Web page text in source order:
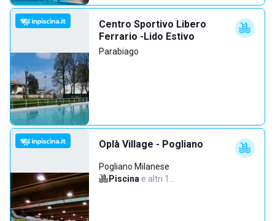
Centro Sportivo Libero
Ferrario -Lido Estivo
Parabiago
Oplà Village - Pogliano
Pogliano Milanese
Piscina·e altri 1…